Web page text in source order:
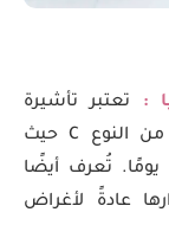
: تعتبر تأشيرة
شنغن لليتوانيا تأشيرة إقامة قصيرة من النوع C حيث
تسمح لك بالبقاء في ليتوانيا لمدة 90 يومًا. تُعرف أيضًا
عادةً لأغراض